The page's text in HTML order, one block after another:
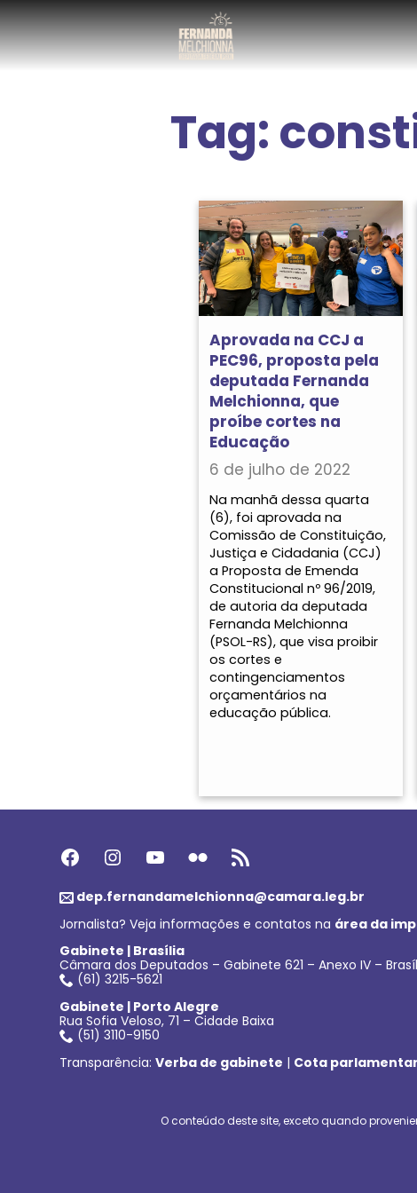
Tag:
Aprovada na CCJ a
PEC96, proposta pela
deputada Fernanda
Melchionna, que
proíbe cortes na
Educação
6 de julho de 2022
Na manhã dessa quarta
(6), foi aprovada na
Comissão de Constituição,
Justiça e Cidadania (CCJ)
a Proposta de Emenda
Constitucional nº 96/2019,
de autoria da deputada
Fernanda Melchionna
(PSOL-RS), que visa proibir
os cortes e
contingenciamentos
orçamentários na
educação pública.
Facebook Instagram Youtube Flickr Feed RSS
dep.fernandamelchionna@camara.leg.br
Jornalista? Veja informações e contatos na área da
Gabinete | Brasília
Câmara dos Deputados – Gabinete 621 – Anexo IV –
(61) 3215-5621
Gabinete | Porto Alegre
Rua Sofia Veloso, 71 – Cidade Baixa
(51) 3110-9150
Transparência:Verba de gabinete | Cota parlamentar
O conteúdo deste site, exceto quando